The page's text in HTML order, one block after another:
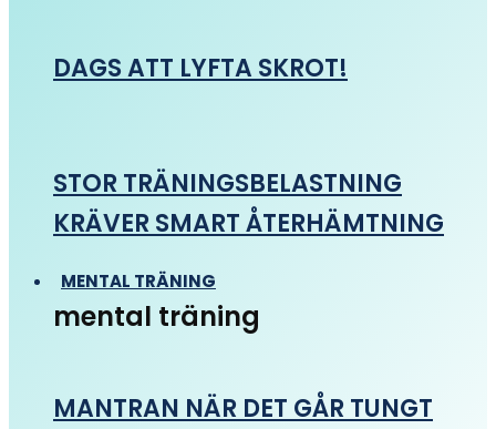
DAGS ATT LYFTA SKROT!
STOR TRÄNINGSBELASTNING
KRÄVER SMART ÅTERHÄMTNING
MENTAL TRÄNING
mental träning
MANTRAN NÄR DET GÅR TUNGT